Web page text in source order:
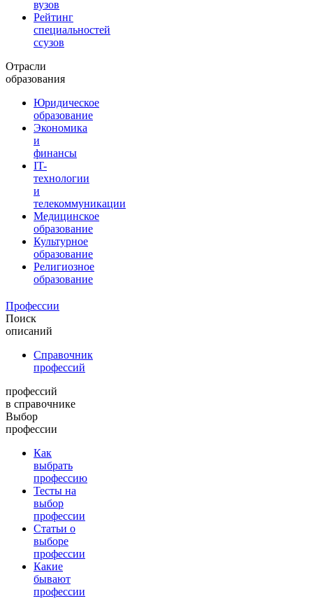
вузов
Рейтинг
специальностей
ссузов
Отрасли
образования
Юридическое
образование
Экономика
и
финансы
IT-
технологии
и
телекоммуникации
Медицинское
образование
Культурное
образование
Религиозное
образование
Профессии
Поиск
описаний
Справочник
профессий
профессий
в справочнике
Выбор
профессии
Как
выбрать
профессию
Тесты на
выбор
профессии
Статьи о
выборе
профессии
Какие
бывают
профессии